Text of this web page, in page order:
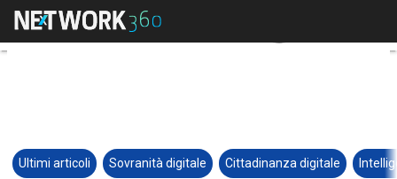
Ultimi articoli Sovranità digitale Cittadinanza digitale